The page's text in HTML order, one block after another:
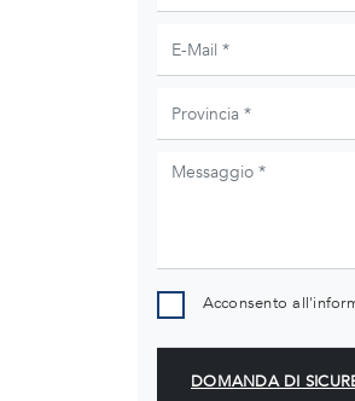
Acconsento
DOMANDA DI